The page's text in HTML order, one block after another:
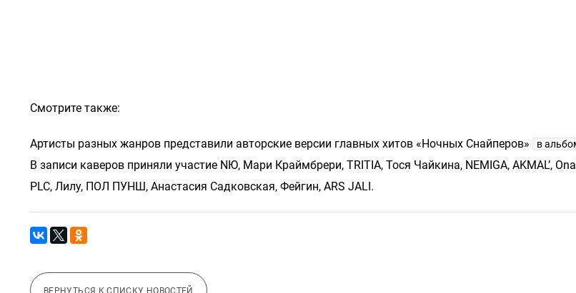
Смотрите также:
Артисты разных жанров представили авторские версии главных хитов «Ночных Снайперов» в
В записи каверов приняли участие NЮ, Мари Краймбрери, TRITIA, Тося Чайкина, NEMIGA, AKMAL’,
PLC, Лилу, ПОЛ ПУНШ, Анастасия Садковская, Фейгин, ARS JALI.
ВЕРНУТЬСЯ К СПИСКУ НОВОСТЕЙ